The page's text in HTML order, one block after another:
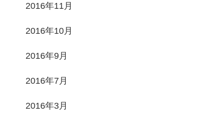
2016年11月
2016年10月
2016年9月
2016年7月
2016年3月